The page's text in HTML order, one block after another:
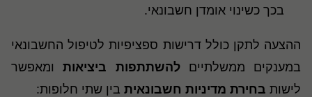
בכך כשינוי אומדן חשבונאי.
ההצעה לתקן כולל דרישות ספציפיות לטיפול החשבונאי
במענקים ממשלתייםלהשתתפות ביציאותומאפשר
לישות בחירת מדיניות חשבונאית בין שתי חלופות: